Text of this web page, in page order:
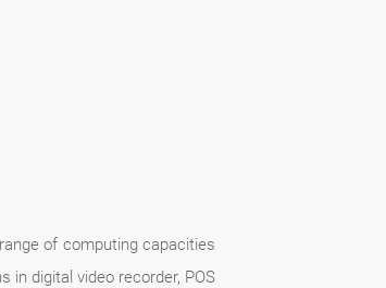
of computing capacities
in digital video recorder, POS